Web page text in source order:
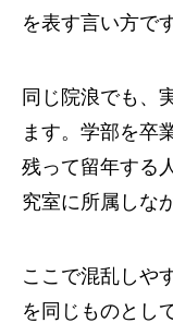
を表す言い方です
同じ院浪でも、
ます。学部を卒
残って留年する
究室に所属しな
ここで混乱しや
を同じものとし